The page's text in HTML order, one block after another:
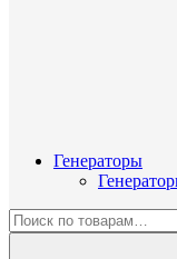
Генераторы